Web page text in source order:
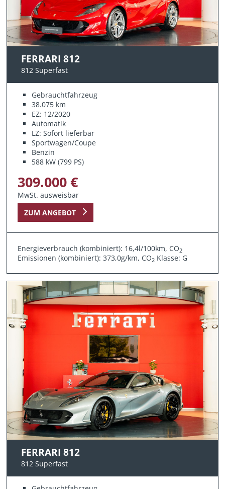
FERRARI 812
812 Superfast
Gebrauchtfahrzeug
38.075 km
EZ: 12/2020
Automatik
LZ: Sofort lieferbar
Sportwagen/Coupe
Benzin
588 kW (799 PS)
309.000 €
MwSt. ausweisbar
ZUM ANGEBOT
Energieverbrauch (kombiniert): 16,4l/100km, CO2
Emissionen (kombiniert): 373,0g/km, CO2 Klasse: G
FERRARI 812
812 Superfast